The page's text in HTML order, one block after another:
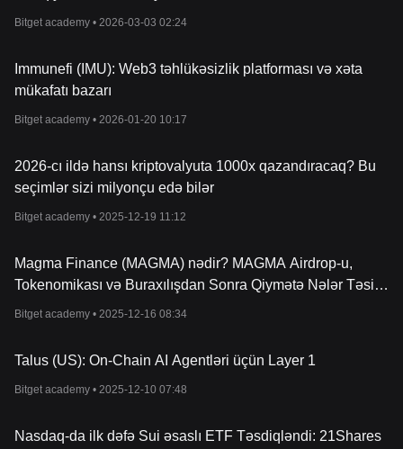
Bitget academy • 2026-03-03 02:24
Immunefi (IMU): Web3 təhlükəsizlik platforması və xəta
mükafatı bazarı
Bitget academy • 2026-01-20 10:17
2026-cı ildə hansı kriptovalyuta 1000x qazandıracaq? Bu
seçimlər sizi milyonçu edə bilər
Bitget academy • 2025-12-19 11:12
Magma Finance (MAGMA) nədir? MAGMA Airdrop-u,
Tokenomikası və Buraxılışdan Sonra Qiymətə Nələr Təsir
Edə bilər
Bitget academy • 2025-12-16 08:34
Talus (US): On-Chain AI Agentləri üçün Layer 1
Bitget academy • 2025-12-10 07:48
Nasdaq-da ilk dəfə Sui əsaslı ETF Təsdiqləndi: 21Shares